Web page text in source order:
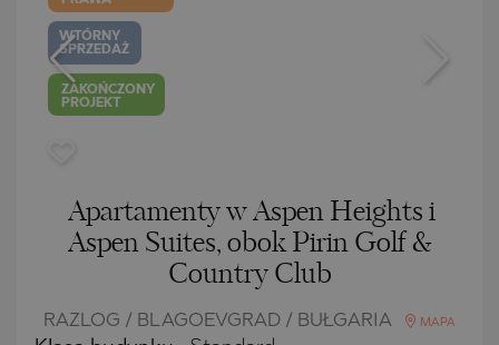
WTÓRNY
SPRZEDAŻ
ZAKOŃCZONY
PROJEKT
Apartamenty w Aspen Heights i
Aspen Suites, obok Pirin Golf &
Country Club
RAZLOG / BLAGOEVGRAD / BUŁGARIA MAPA